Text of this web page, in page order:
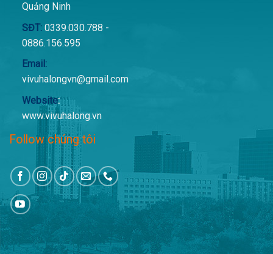
Quảng Ninh
SĐT:0339.030.788 -
0886.156.595
Email:
vivuhalongvn@gmail.com
Website:
www.vivuhalong.vn
Follow chúng tôi